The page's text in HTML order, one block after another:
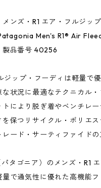
ンズ・R1 エア・フルジッ
Men's R1® Air
品番号 40256
ジップ・フーディは軽量で
状況に最適なテクニカル
により脱ぎ着やベンチレ
を保つリサイクル・ポリエ
ード・サーティファイド
タゴニア）のメンズ・R1
で通気性に優れた高機能